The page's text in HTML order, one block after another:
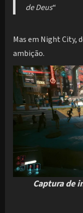
de Deus“
Mas em Night City,
ambição.
Captura de